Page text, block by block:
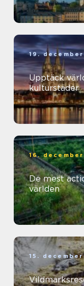
19. december
Upptäck
kulturstäder
16.
De mest
världen
15.